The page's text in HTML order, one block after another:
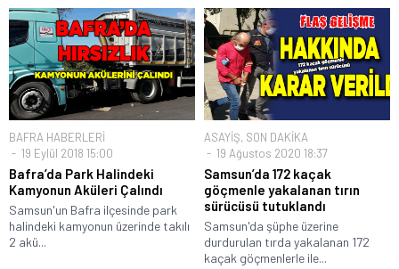
BAFRA HABERLERİ
19 Eylül 2018 15:00
Bafra’da Park Halindeki
Kamyonun Aküleri Çalındı
Samsun'un Bafra ilçesinde park
halindeki kamyonun üzerinde takılı
2 akü...
ASAYİŞ, SON DAKİKA
19 Ağustos 2020 18:37
Samsun’da 172 kaçak
göçmenle yakalanan tırın
sürücüsü tutuklandı
Samsun'da şüphe üzerine
durdurulan tırda yakalanan 172
kaçak göçmenlerle ile...